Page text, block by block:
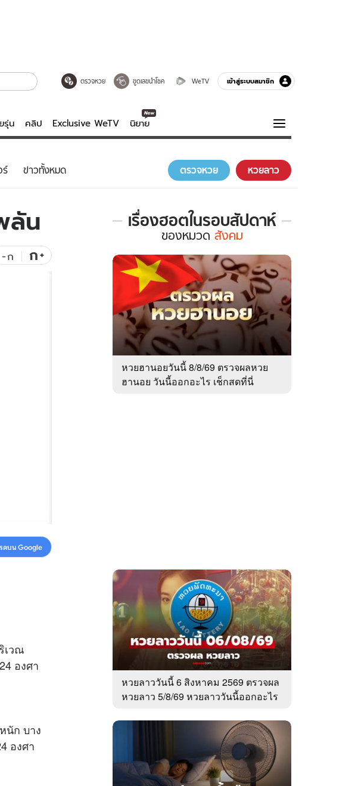
ตรวจหวย ขูดเลขนำโชค WeTV เข้าสู่ระบบสมาชิก
รุ่น คลิป Exclusive WeTV นิยาย
บันเทิงครบรส
คลิป
พอดแคสต์
ความรู้รอบตัว
ฮาวทู
ร์ ข่าวทั้งหมด ตรวจหวย หวยลาว
ลัน
-ก ก+
ดบน Google
เวณ
องศา
นัก บาง
องศา
เรื่องฮอตในรอบสัปดาห์
เรื่อง
ใน
รอบ
สัปดาห์
หมวด
สังคม
ของหมวด สังคม
หวยฮานอยวันนี้ 8/8/69 ตรวจผลหวย
ฮานอย วันนี้ออกอะไร เช็กสดที่นี่
หวยลาววันนี้ 6 สิงหาคม 2569 ตรวจผล
หวยลาว 5/8/69 หวยลาววันนี้ออกอะไร